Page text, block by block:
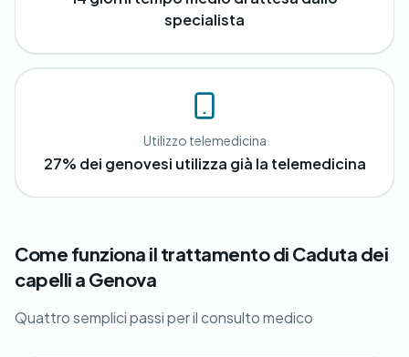
specialista
Utilizzo telemedicina
27% dei genovesi utilizza già la telemedicina
Come funziona il trattamento di Caduta dei
capelli a Genova
Quattro semplici passi per il consulto medico